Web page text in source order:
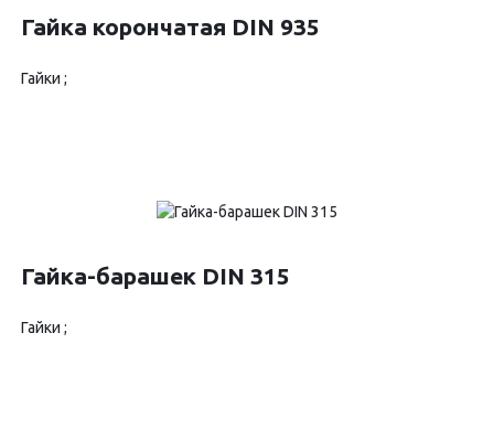
Гайка корончатая DIN 935
Гайки ;
Гайка-барашек DIN 315
Гайки ;